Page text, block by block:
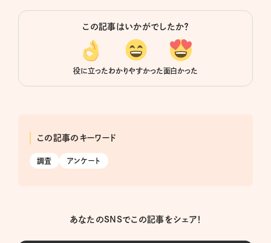
この記事はいかがでしたか？
役に立ったわかりやすかった面白かった
この記事のキーワード
調査 アンケート
あなたのSNSでこの記事をシェア！